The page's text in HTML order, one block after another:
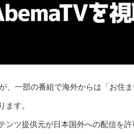
、一部の番組で海外からは「お住
す。
ンツ提供元が日本国外への配信を